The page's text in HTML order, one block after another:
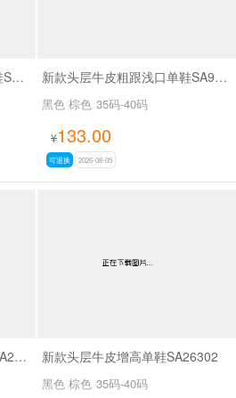
新款头层羊皮时装单鞋工作鞋SA56-53 新款头层牛皮粗跟浅口单鞋SA9629-5
黑色 棕色 35码-40码
¥133.00
可退换 2026-08-05
新款头层牛皮粗跟浅口单鞋SA26339 新款头层牛皮增高单鞋SA26302
黑色 棕色 35码-40码